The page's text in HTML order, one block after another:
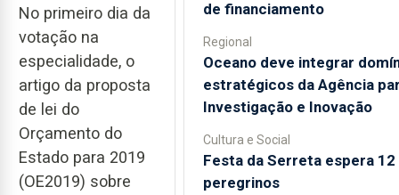
No primeiro dia da
votação na
especialidade, o
artigo da proposta
de lei do
Orçamento do
Estado para 2019
(OE2019) sobre
de financiamento
Regional
Oceano deve integrar
estratégicos da Agência
Investigação e Inovação
Cultura e Social
Festa da Serreta espera 12
peregrinos